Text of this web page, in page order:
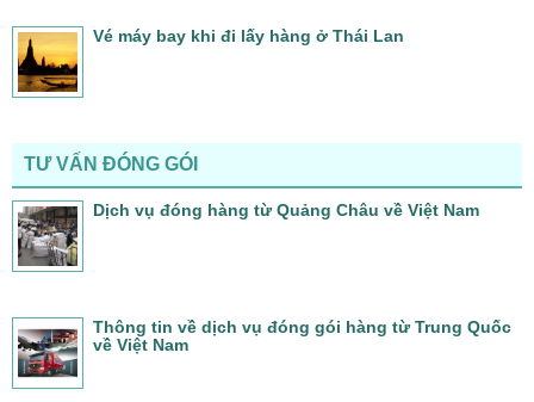
Vé máy bay khi đi lấy hàng ở Thái Lan
TƯ VẤN ĐÓNG GÓI
Dịch vụ đóng hàng từ Quảng Châu về Việt Nam
Thông tin về dịch vụ đóng gói hàng từ Trung Quốc
về Việt Nam